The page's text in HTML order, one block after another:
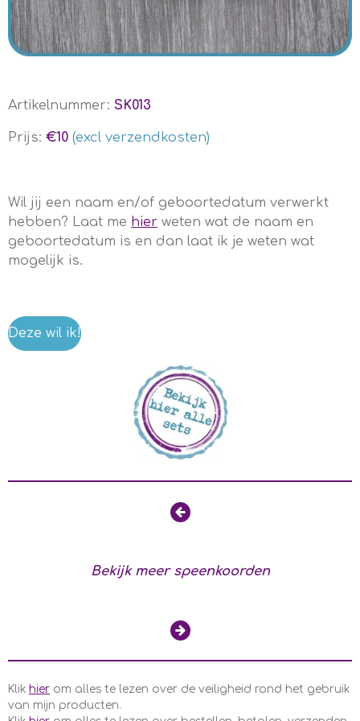
Artikelnummer: SK013
Prijs: €10 (excl verzendkosten)
Wil jij een naam en/of geboortedatum verwerkt
hebben? Laat me hier weten wat de naam en
geboortedatum is en dan laat ik je weten wat
mogelijk is.
Deze wil ik!
Bekijk meer speenkoorden
Klik hier om alles te lezen over de veiligheid rond het gebruik
van mijn producten.